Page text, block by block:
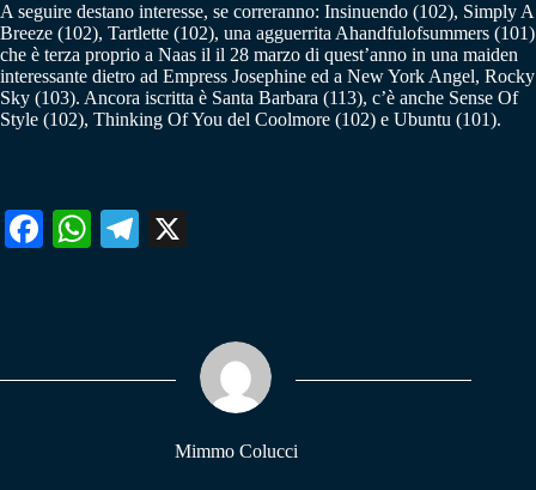
A seguire destano interesse, se correranno: Insinuendo (102), Simply A
Breeze (102), Tartlette (102), una agguerrita Ahandfulofsummers (101)
che è terza proprio a Naas il il 28 marzo di quest’anno in una maiden
interessante dietro ad Empress Josephine ed a New York Angel, Rocky
Sky (103). Ancora iscritta è Santa Barbara (113), c’è anche Sense Of
Style (102), Thinking Of You del Coolmore (102) e Ubuntu (101).
Fa W
pp
Te
m
Mimmo Colucci